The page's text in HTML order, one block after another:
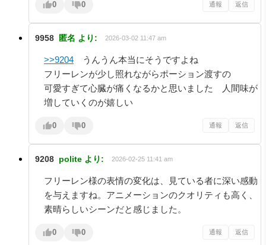
0 0 通報 返信
9958 匿名 より: 2026-03-02 11:47 am
>>9204 うんうん本当にそうですよね
フリーレンが少し照れながらポーション渡すの
可愛すぎて心臓が痛くなるかと思いました 人間味が
増していくのが嬉しい
0 0 通報 返信
9208 polite より: 2026-02-25 11:41 am
フリーレン様の表情の変化は、見ている者に深い感動
を与えますね。アニメーションのクオリティも高く、
素晴らしいシーンだと感じました。
0 0 通報 返信